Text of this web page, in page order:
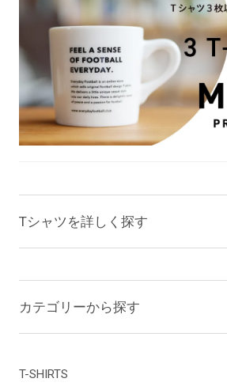
Tシャツを詳しく探す
カテゴリーから探す
T-SHIRTS